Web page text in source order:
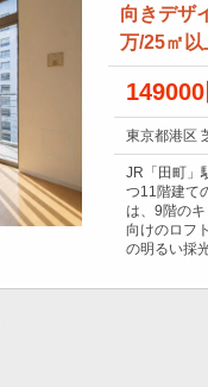
向きデザ
万/25㎡以
東京都港区
JR「田町」
つ11階建て
は、9階の
向けのロフ
の明るい採